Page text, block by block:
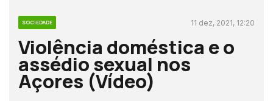
SOCIEDADE 11 dez, 2021, 12:20
Violência doméstica e o
assédio sexual nos
Açores (Vídeo)